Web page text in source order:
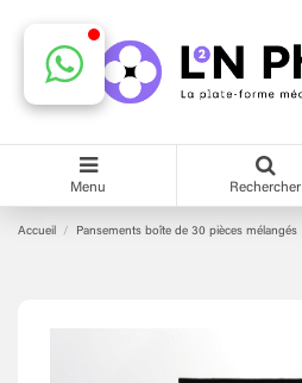
Menu Rechercher
Accueil Pansements boîte de 30 pièces mélangés